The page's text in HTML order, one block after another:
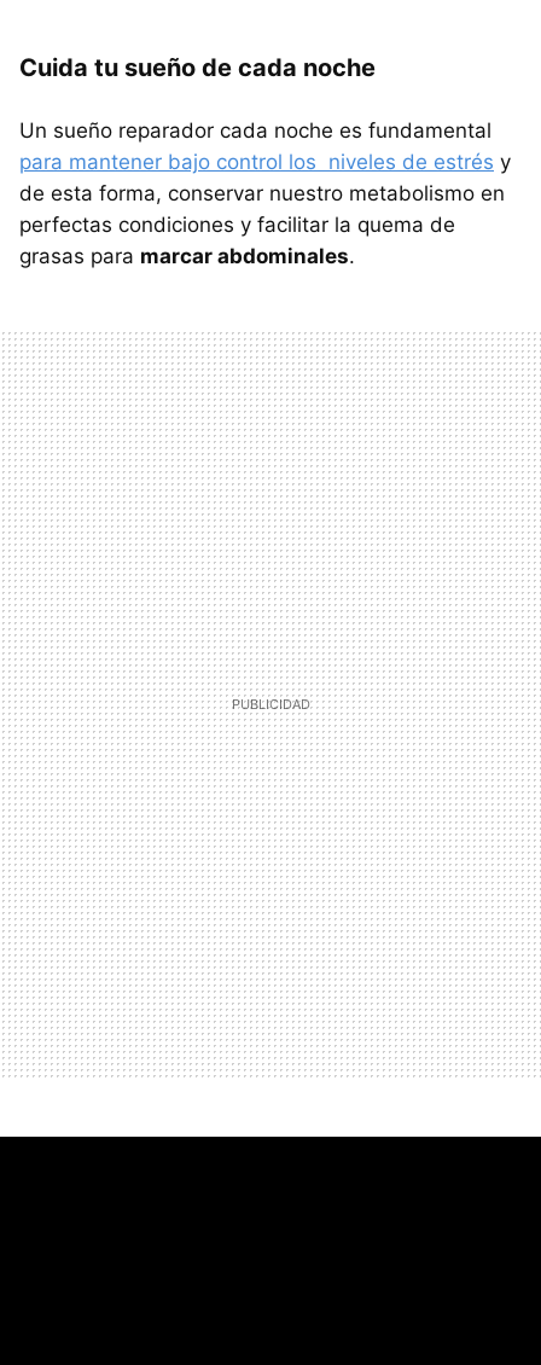
Cuida tu sueño de cada noche
Un sueño reparador cada noche es fundamental
para mantener bajo control los niveles de estrés y
de esta forma, conservar nuestro metabolismo en
perfectas condiciones y facilitar la quema de
grasas para marcar abdominales.